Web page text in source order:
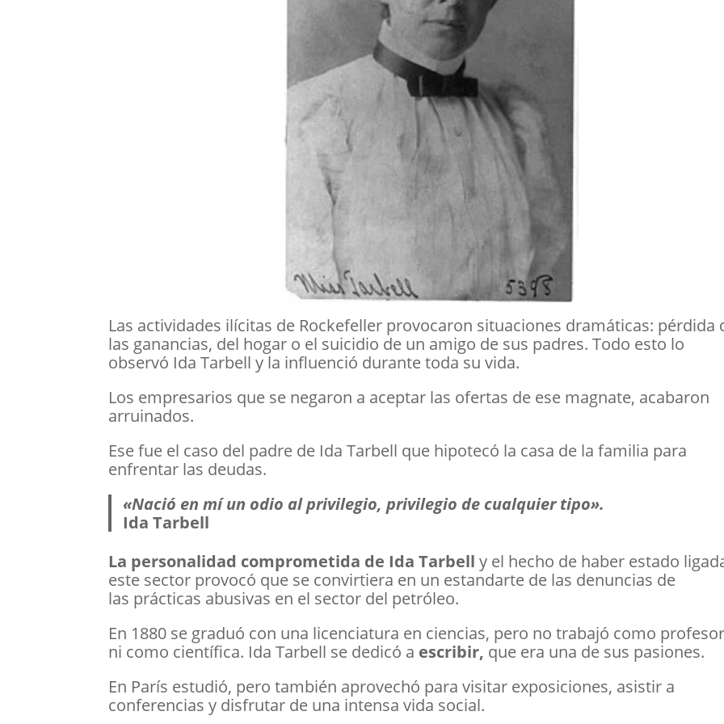
Las actividades ilícitas de Rockefeller provocaron situaciones dramáticas: pérdida
las ganancias, del hogar o el suicidio de un amigo de sus padres. Todo esto lo
observó Ida Tarbell y la influenció durante toda su vida.
Los empresarios que se negaron a aceptar las ofertas de ese magnate, acabaron
arruinados.
Ese fue el caso del padre de Ida Tarbell que hipotecó la casa de la familia para
enfrentar las deudas.
«Nació en mí un odio al privilegio, privilegio de cualquier tipo».
Ida Tarbell
La personalidad comprometida de Ida Tarbelly el hecho de haber estado
este sector provocó que se convirtiera en un estandarte de las denuncias de
las prácticas abusivas en el sector del petróleo.
En 1880 se graduó con una licenciatura en ciencias, pero no trabajó como
ni como científica. Ida Tarbell se dedicó a escribir, que era una de sus pasiones.
En París estudió, pero también aprovechó para visitar exposiciones, asistir a
conferencias y disfrutar de una intensa vida social.